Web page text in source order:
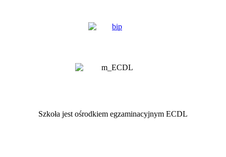
Szkoła jest ośrodkiem egzaminacyjnym ECDL